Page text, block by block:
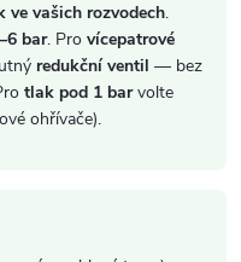
ve vašich rozvodech.
bar. Pro vícepatrové
redukční ventil — bez
tlak pod 1 barvolte
ohřívače).